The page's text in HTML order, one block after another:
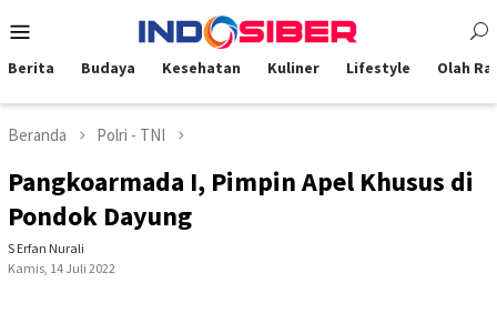
ke
Mobile
Berita Budaya Kesehatan Kuliner Lifestyle Olah
Beranda Polri - TNI
Pangkoarmada I, Pimpin Apel Khusus di
Pondok Dayung
S Erfan Nurali
Kamis, 14 Juli 2022